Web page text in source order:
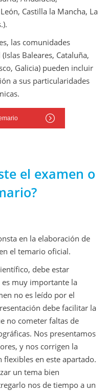
Castilla la Mancha, La
las comunidades
Baleares, Cataluña,
Galicia) pueden incluir
a sus particularidades
el examen o
en la elaboración de
el temario oficial.
debe estar
muy importante la
no es leído por el
debe facilitar la
no cometer faltas de
Nos presentamos
y nos corrigen la
en este apartado.
un tema bien
nos de tiempo a un